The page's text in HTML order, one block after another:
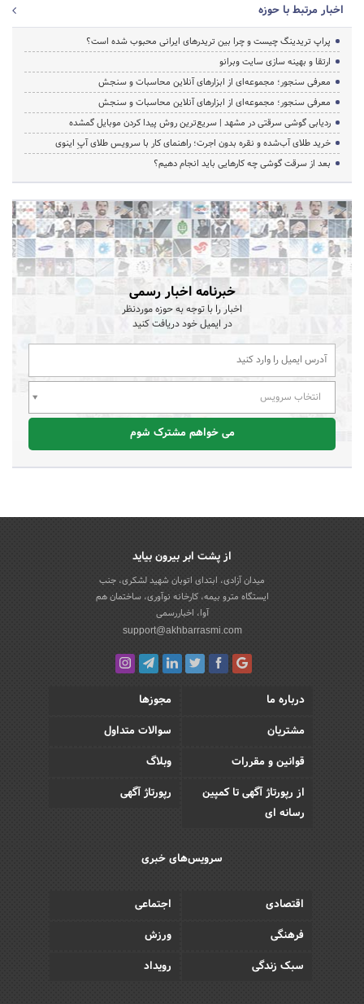
اخبار مرتبط با حوزه
پراپ تریدینگ چیست و چرا بین تریدرهای ایرانی محبوب شده است؟
ارتقا و بهینه سازی سایت وبرانو
معرفی سنجور؛ مجموعه‌ای از ابزارهای آنلاین محاسبات و سنجش
معرفی سنجور؛ مجموعه‌ای از ابزارهای آنلاین محاسبات و سنجش
ردیابی گوشی سرقتی در مشهد | سریع‌ترین روش پیدا کردن موبایل گمشده
خرید طلای آب‌شده و نقره بدون اجرت؛ راهنمای کار با سرویس طلای آپِ اینوی
بعد از سرقت گوشی چه کارهایی باید انجام دهیم؟
خبرنامه اخبار رسمی
اخبار را با توجه به حوزه موردنظر
در ایمیل خود دریافت کنید
انتخاب سرویس
می خواهم مشترک شوم
از پشت ابر بیرون بیاید
میدان آزادی، ابتدای اتوبان شهید لشکری، جنب
ایستگاه مترو بیمه، کارخانه نوآوری، ساختمان هم
آوا، اخباررسمی
support@akhbarrasmi.com
درباره ما
مجوزها
مشتریان
سوالات متداول
قوانین و مقررات
وبلاگ
از رپورتاژ آگهی تا کمپین
رسانه ای
رپورتاژ آگهی
سرویس‌های خبری
اقتصادی
اجتماعی
فرهنگی
ورزش
سبک زندگی
رویداد